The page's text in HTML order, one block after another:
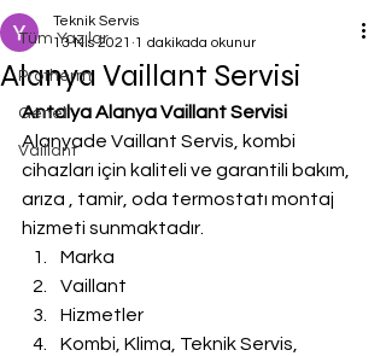
Tüm Yazılar
Protherm
Genel
Vaillant
Alanya Vaillant Servisi
Teknik Servis
13 Nis 2021 1 dakikada okunur
Antalya Alanya Vaillant Servisi
Alanyade Vaillant Servis, kombi
cihazları için kaliteli ve garantili bakım,
arıza , tamir, oda termostatı montaj
hizmeti sunmaktadır.
Marka
Vaillant
Hizmetler
Kombi, Klima, Teknik Servis,